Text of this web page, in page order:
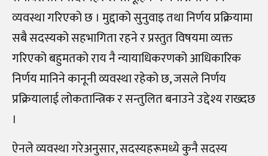
व्यवस्था गरिएको छ । मुद्दाको सुनुवाइ तथा निर्णय प्रक्रियामा
सबै सदस्यको सहभागिता रहने र प्रस्तुत विषयमा व्यक्त
गरिएको बहुमतको राय नै न्यायाधिकरणको आधिकारिक
निर्णय मानिने कानूनी व्यवस्था रहेको छ, जसले निर्णय
प्रक्रियालाई लोकतान्त्रिक र सन्तुलित बनाउने उद्देश्य राख्दछ
।
ऐनले व्यवस्था गरेअनुसार, सदस्यहरूमध्ये कुनै सदस्य